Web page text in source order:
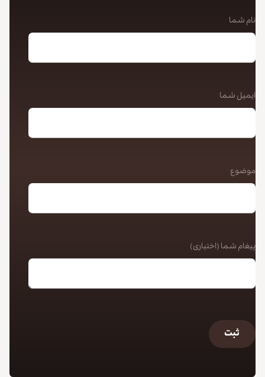
نام شما
ایمیل شما
موضوع
پیغام شما (اختیاری)